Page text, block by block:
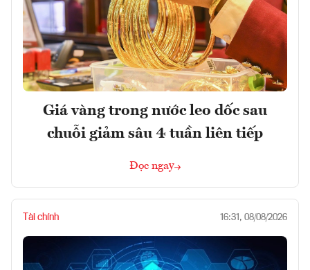
Giá vàng trong nước leo dốc sau
chuỗi giảm sâu 4 tuần liên tiếp
Đọc ngay
Tài chính 16:31, 08/08/2026